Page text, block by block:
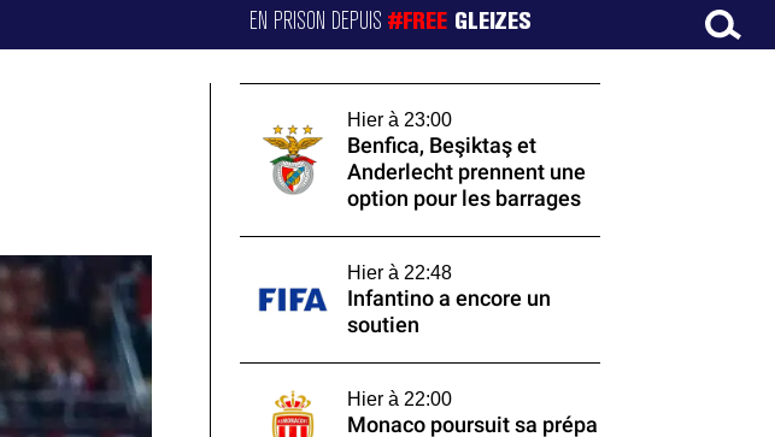
EN PRISON DEPUIS#FREE GLEIZES
Hier à 23:00
Benfica, Beşiktaş et
Anderlecht prennent une
option pour les barrages
Hier à 22:48
Infantino a encore un
soutien
Hier à 22:00
Monaco poursuit sa prépa